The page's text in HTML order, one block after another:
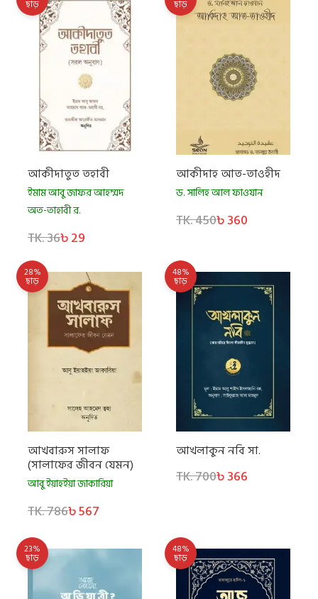
ছাড়
আকীদাতুত তহাবী
ইমাম আবু জাফর আহম্মদ
অত-তাহাবী র.
TK. 36৳ 29
ছাড়
আকীদাহ আত-তাওহীদ
ড. সালিহ আল ফাওযান
TK. 450৳ 360
28%
ছাড়
আখবারুস সালাফ
(সালাফের জীবন যেমন)
আবু ইয়াহইয়া জাকারিয়া
TK. 786৳ 567
48%
ছাড়
আখলাকুন নবি সা.
TK. 700৳ 366
23%
ছাড়
48%
ছাড়